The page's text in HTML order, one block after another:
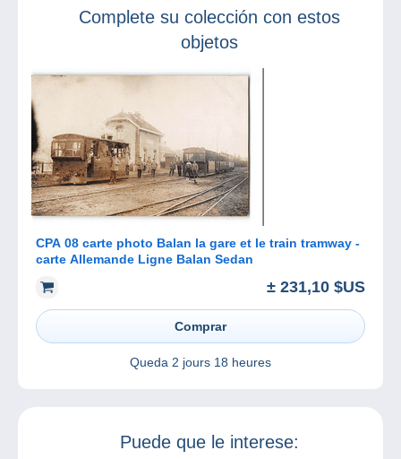
Complete su colección con estos
objetos
CPA 08 carte photo Balan la gare et le train tramway -
carte Allemande Ligne Balan Sedan
± 231,10 $US
Comprar
Queda 2 jours 18 heures
Puede que le interese: